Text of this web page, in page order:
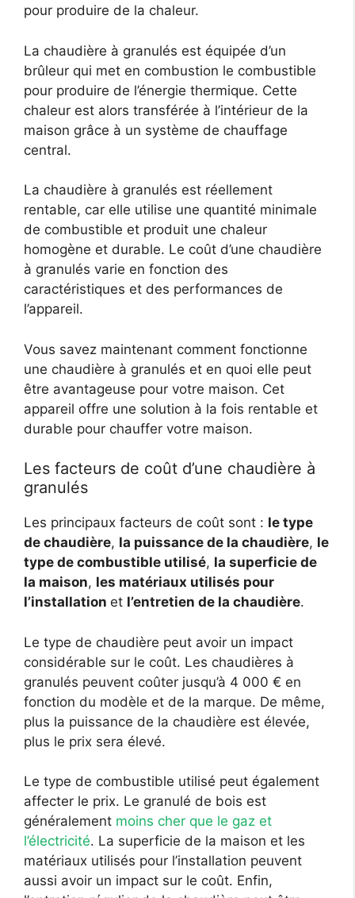
pour produire de la chaleur.
La chaudière à granulés est équipée d’un
brûleur qui met en combustion le combustible
pour produire de l’énergie thermique. Cette
chaleur est alors transférée à l’intérieur de la
maison grâce à un système de chauffage
central.
La chaudière à granulés est réellement
rentable, car elle utilise une quantité minimale
de combustible et produit une chaleur
homogène et durable. Le coût d’une chaudière
à granulés varie en fonction des
caractéristiques et des performances de
l’appareil.
Vous savez maintenant comment fonctionne
une chaudière à granulés et en quoi elle peut
être avantageuse pour votre maison. Cet
appareil offre une solution à la fois rentable et
durable pour chauffer votre maison.
Les facteurs de coût d’une chaudière à
granulés
Les principaux facteurs de coût sont : le type
de chaudière, la puissance de la chaudière, le
type de combustible utilisé, la superficie de
la maison, les matériaux utilisés pour
l’installation et l’entretien de la chaudière.
Le type de chaudière peut avoir un impact
considérable sur le coût. Les chaudières à
granulés peuvent coûter jusqu’à 4 000 € en
fonction du modèle et de la marque. De même,
plus la puissance de la chaudière est élevée,
plus le prix sera élevé.
Le type de combustible utilisé peut également
affecter le prix. Le granulé de bois est
généralement moins cher que le gaz et
l’électricité. La superficie de la maison et les
matériaux utilisés pour l’installation peuvent
aussi avoir un impact sur le coût. Enfin,